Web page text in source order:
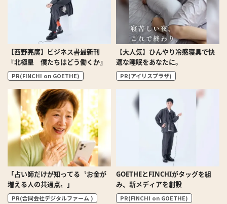
【西野亮廣】ビジネス書最新刊
『北極星 僕たちはどう働くか』
PR(FINCHI on GOETHE)
【大人気】ひんやり冷感寝具で快
適な睡眠をあなたに。
PR(アイリスプラザ)
「占い師だけが知ってる〝お金が
増える人の共通点〟」
PR(合同会社デジタルファーム )
GOETHEとFINCHIがタッグを組
み、新メディアを創設
PR(FINCHI on GOETHE)